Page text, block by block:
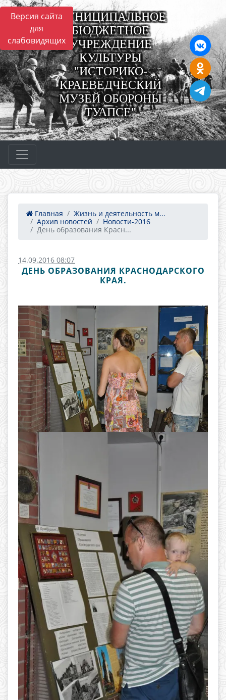
Версия сайта
для
слабовидящих
МУНИЦИПАЛЬНОЕ
БЮДЖЕТНОЕ
УЧРЕЖДЕНИЕ
КУЛЬТУРЫ
"ИСТОРИКО-
КРАЕВЕДЧЕСКИЙ
МУЗЕЙ ОБОРОНЫ
ТУАПСЕ"
Главная
Жизнь и деятельность м...
Архив новостей
Новости-2016
День образования Красн...
14.09.2016 08:07
ДЕНЬ ОБРАЗОВАНИЯ КРАСНОДАРСКОГО
КРАЯ.